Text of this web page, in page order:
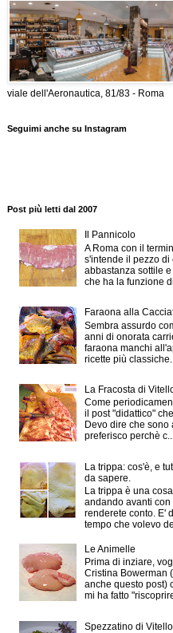
viale dell'Aeronautica, 81/83 - Roma
Seguimi anche su Instagram
Post più letti dal 2007
Il Pannicolo
A Roma con il
s'intende il pezzo di
abbastanza sottile
che ha la funzione di
Faraona alla
Sembra assurdo
anni di onorata
faraona manchi
ricette più classiche.
La Fracosta di
Come
il post "didattico"
Devo dire che sono
preferisco perchè
La trippa: cos'è, e
da sapere.
La trippa è una
andando avanti con
renderete conto. E'
tempo che volevo
Le Animelle
Prima di inziare,
Cristina Bowerman
anche questo post)
mi ha fatto
Spezzatino di